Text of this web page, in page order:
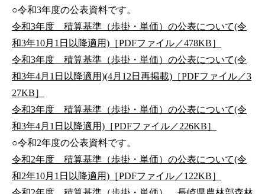
○令和3年度の公表資料です。
令和3年度 積算基準（歩掛・単価）の公表について(令
和3年10月1日以降適用)［PDFファイル／478KB］
令和3年度 積算基準（歩掛・単価）の公表について(令
和3年4月1日以降適用)(4月12日再掲載)［PDFファイル／3
27KB］
令和3年度 積算基準（歩掛・単価）の公表について(令
和3年4月1日以降適用)［PDFファイル／226KB］
○令和2年度の公表資料です。
令和2年度 積算基準（歩掛・単価）の公表について(令
和2年10月1日以降適用)［PDFファイル／122KB］